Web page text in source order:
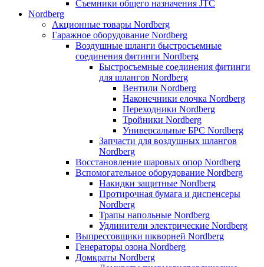
Съемники общего назначения JTC
Nordberg
Акционные товары Nordberg
Гаражное оборудование Nordberg
Воздушные шланги быстросъемные
соединения фитинги Nordberg
Быстросъемные соединения фитинги
для шлангов Nordberg
Вентили Nordberg
Наконечники елочка Nordberg
Переходники Nordberg
Тройники Nordberg
Универсальные БРС Nordberg
Запчасти для воздушных шлангов
Nordberg
Восстановление шаровых опор Nordberg
Вспомогательное оборудование Nordberg
Накидки защитные Nordberg
Протирочная бумага и диспенсеры
Nordberg
Трапы напольные Nordberg
Удлинители электрические Nordberg
Выпрессовщики шкворней Nordberg
Генераторы озона Nordberg
Домкраты Nordberg